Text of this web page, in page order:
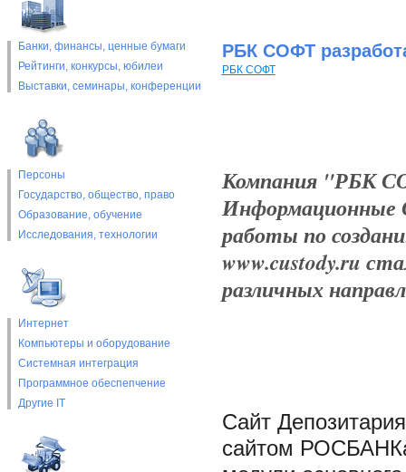
Банки, финансы, ценные бумаги
Рейтинги, конкурсы, юбилеи
Выставки, cеминары, конференции
Персоны
Государство, общество, право
Образование, обучение
Исследования, технологии
Интернет
Компьютеры и оборудование
Системная интеграция
Программное обеспепчение
Другие IT
РБК СОФТ
РБК СОФТ
Компания "РБК
работы по
www.custody.ru
различных
Сайт
сайтом